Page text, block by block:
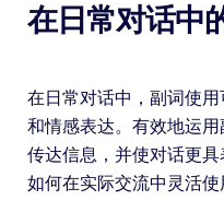
在日常对话中
在日常对话中，副词使
和情感表达。有效地运
传达信息，并使对话更
如何在实际交流中灵活使